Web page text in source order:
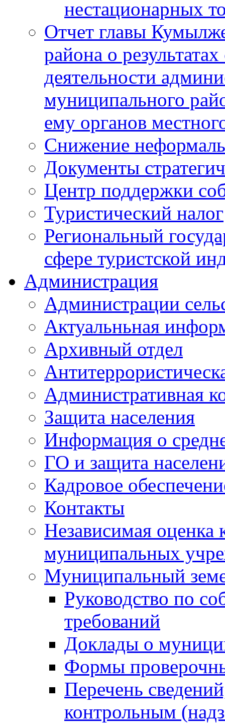
нестационарных
Отчет главы
района о
деятельности
муниципального
ему органов
Снижение
Документы
Центр поддержки
Туристический налог
Региональный
сфере туристской
Администрация
Администрации
Актуальньная
Архивный отдел
Административная
Защита населения
Информация о
ГО и защита
Кадровое
Контакты
Независимая оценка
муниципальных
Муниципальный
Руководство по
требований
Доклады о
Формы
Перечень
контрольным